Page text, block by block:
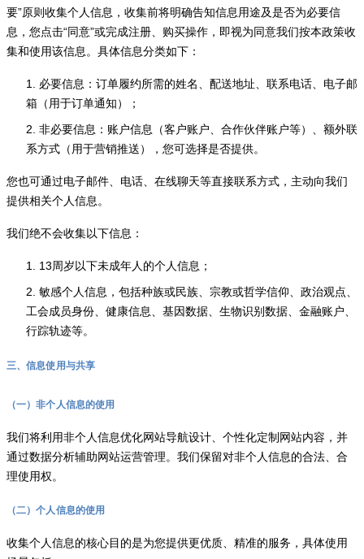
要”原则收集个人信息，收集前将明确告知信息用途及是否为必要信
息，您点击“同意”或完成注册、购买操作，即视为同意我们按本政策收
集和使用该信息。具体信息分类如下：
1. 必要信息：订单履约所需的姓名、配送地址、联系电话、电子邮
箱（用于订单通知）；
2. 非必要信息：账户信息（客户账户、合作伙伴账户等）、额外联
系方式（用于营销推送），您可选择是否提供。
您也可通过电子邮件、电话、在线聊天等直接联系方式，主动向我们
提供相关个人信息。
我们绝不会收集以下信息：
1. 13周岁以下未成年人的个人信息；
2. 敏感个人信息，包括种族或民族、宗教或哲学信仰、政治观点、
工会成员身份、健康信息、基因数据、生物识别数据、金融账户、
行踪轨迹等。
三、信息使用与共享
（一）非个人信息的使用
我们将利用非个人信息优化网站导航设计、个性化定制网站内容，并
通过数据分析辅助网站运营管理。我们保留对非个人信息的合法、合
理使用权。
（二）个人信息的使用
收集个人信息的核心目的是为您提供更优质、精准的服务，具体使用